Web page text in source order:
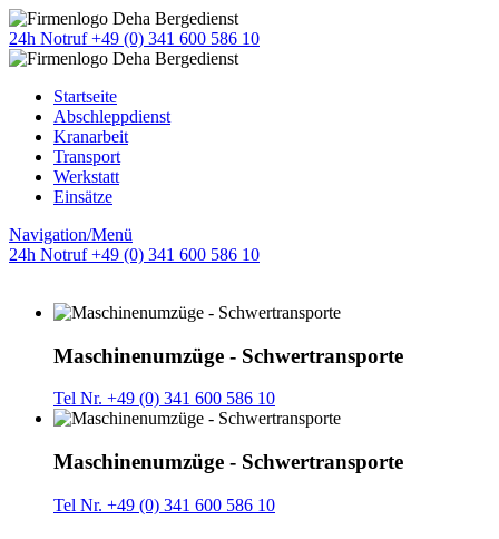
24h Notruf +49 (0) 341 600 586 10
Startseite
Abschleppdienst
Kranarbeit
Transport
Werkstatt
Einsätze
Navigation/Menü
24h Notruf +49 (0) 341 600 586 10
Maschinenumzüge - Schwertransporte
Tel Nr. +49 (0) 341 600 586 10
Maschinenumzüge - Schwertransporte
Tel Nr. +49 (0) 341 600 586 10